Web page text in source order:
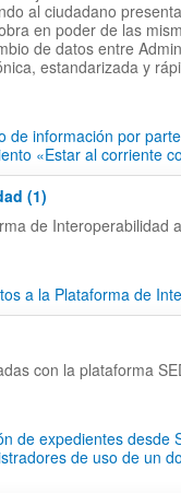
al ciudadano
en poder de las
de datos entre
estandarizada y
de información por
«Estar al corriente
(1)
de Interoperabilidad
a la Plataforma de
con la plataforma
de expedientes desde
de uso de un